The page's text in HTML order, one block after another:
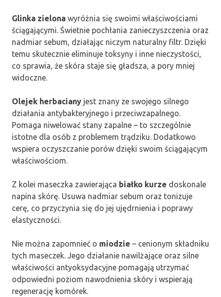
Glinka zielona wyróżnia się swoimi właściwościami
ściągającymi. Świetnie pochłania zanieczyszczenia oraz
nadmiar sebum, działając niczym naturalny filtr. Dzięki
temu skutecznie eliminuje toksyny i inne nieczystości,
co sprawia, że skóra staje się gładsza, a pory mniej
widoczne.
Olejek herbaciany jest znany ze swojego silnego
działania antybakteryjnego i przeciwzapalnego.
Pomaga niwelować stany zapalne – to szczególnie
istotne dla osób z problemem trądziku. Dodatkowo
wspiera oczyszczanie porów dzięki swoim ściągającym
właściwościom.
Z kolei maseczka zawierająca białko kurze doskonale
napina skórę. Usuwa nadmiar sebum oraz tonizuje
cerę, co przyczynia się do jej ujędrnienia i poprawy
elastyczności.
Nie można zapomnieć o miodzie – cenionym składniku
tych maseczek. Jego działanie nawilżające oraz silne
właściwości antyoksydacyjne pomagają utrzymać
odpowiedni poziom nawodnienia skóry i wspierają
regenerację komórek.